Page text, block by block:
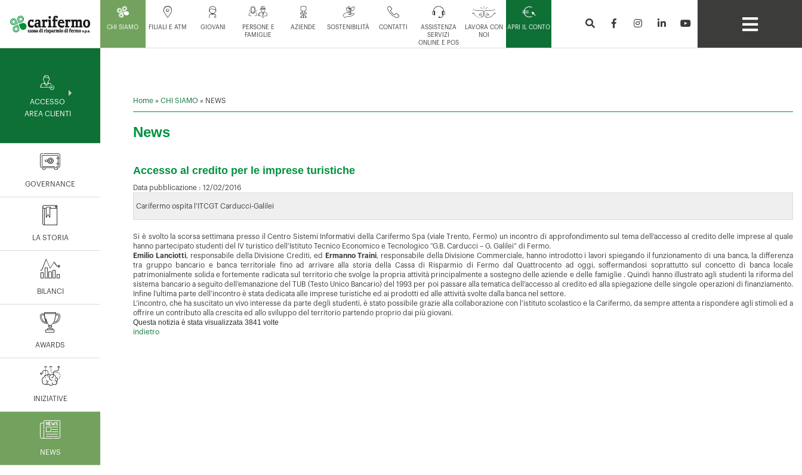
CHI SIAMO FILIALI E ATM GIOVANI
PERSONE E
FAMIGLIE
AZIENDE SOSTENIBILITÀ CONTATTI
ASSISTENZA
SERVIZI
ONLINE E POS
LAVORA CON
NOI
APRI IL CONTO
ACCESSO
AREA CLIENTI
GOVERNANCE
LA STORIA
BILANCI
AWARDS
INIZIATIVE
NEWS
Home »CHI SIAMO » NEWS
News
Accesso al credito per le imprese turistiche
Data pubblicazione :12/02/2016
Carifermo ospita l’ITCGT Carducci-Galilei
Si è svolto la scorsa settimana presso il Centro Sistemi Informativi della Carifermo Spa (viale Trento, Fermo) un incontro di approfondimento sul tema dell’accesso al credito delle imprese al quale
hanno partecipato studenti del IV turistico dell’Istituto Tecnico Economico e Tecnologico “G.B. Carducci – G. Galilei” di Fermo.
Emilio Lanciotti, responsabile della Divisione Crediti, ed Ermanno Traini, responsabile della Divisione Commerciale, hanno introdotto i lavori spiegando il funzionamento di una banca, la differenza
tra gruppo bancario e banca territoriale fino ad arrivare alla storia della Cassa di Risparmio di Fermo dal Quattrocento ad oggi, soffermandosi soprattutto sul concetto di banca locale
patrimonialmente solida e fortemente radicata sul territorio che svolge la propria attività principalmente a sostegno delle aziende e delle famiglie . Quindi hanno illustrato agli studenti la riforma del
sistema bancario a seguito dell’emanazione del TUB (Testo Unico Bancario) del 1993 per poi passare alla tematica dell’accesso al credito ed alla spiegazione delle singole operazioni di finanziamento.
Infine l’ultima parte dell’incontro è stata dedicata alle imprese turistiche ed ai prodotti ed alle attività svolte dalla banca nel settore.
L’incontro, che ha suscitato un vivo interesse da parte degli studenti, è stato possibile grazie alla collaborazione con l’istituto scolastico e la Carifermo, da sempre attenta a rispondere agli stimoli ed a
offrire un contributo alla crescita ed allo sviluppo del territorio partendo proprio dai più giovani.
Questa notizia è stata visualizzata 3841 volte
indietro